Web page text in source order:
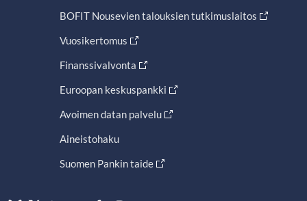
BOFIT Nousevien talouksien tutkimuslaitos
Vuosikertomus
Finanssivalvonta
Euroopan keskuspankki
Avoimen datan palvelu
Aineistohaku
Suomen Pankin taide